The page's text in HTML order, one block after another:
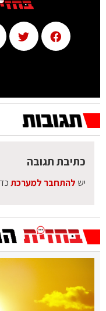
כתיבת תגובה
יש להתחבר למערכת